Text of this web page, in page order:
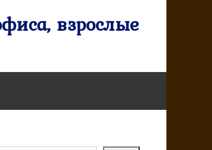
взрослые